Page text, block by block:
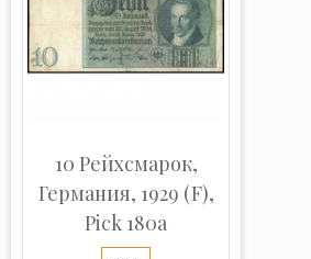
10 Рейхсмарок,
Германия, 1929 (F),
Pick 180a